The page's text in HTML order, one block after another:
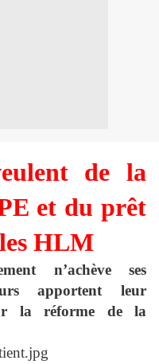
de la
et du prêt
HLM
n’achève ses
apportent leur
la réforme de la